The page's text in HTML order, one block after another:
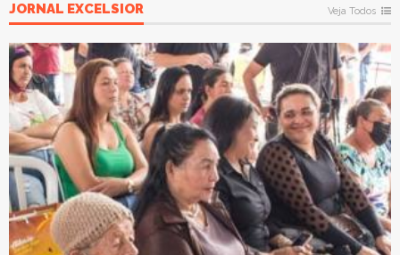
JORNAL EXCELSIOR Veja Todos